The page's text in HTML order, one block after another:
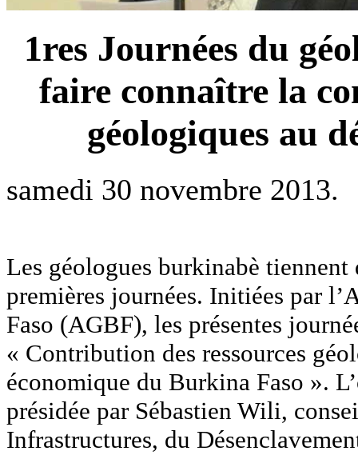
1res Journées du
faire connaître la
géologiques au
samedi 30 novembre 2013.
Les géologues burkinabè
premières journées. Initiées par
Faso (AGBF), les présentes
« Contribution des ressources
économique du Burkina Faso ».
présidée par Sébastien Wili,
Infrastructures, du